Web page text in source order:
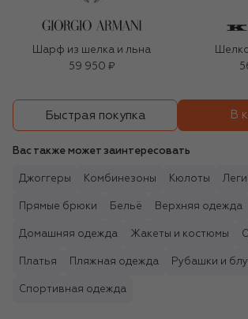
Шарф из шелка и льна
59 950 ₽
Быстрая покупка В
Вас также может заинтересовать
Джоггеры Комбинезоны Кюлоты
Прямые брюки Бельё Верхняя одежда
Домашняя одежда Жакеты и костюмы
Платья Пляжная одежда Рубашки и
Спортивная одежда